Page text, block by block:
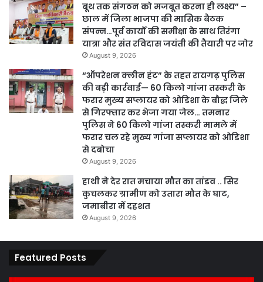
बूथ तक संगठन को मजबूत करना ही लक्ष्य” –
छाल में जिला भाजपा की मासिक बैठक
संपन्न…पूर्व कार्यों की समीक्षा के साथ तिरंगा
यात्रा और संत रविदास जयंती की तैयारी पर जोर
August 9, 2026
“ऑपरेशन क्लीन हंट” के तहत रायगढ़ पुलिस
की बड़ी कार्रवाई— 60 किलो गांजा तस्करी के
फरार मुख्य सप्लायर को ओडिशा के बौद्ध जिले
से गिरफ्तार कर भेजा गया जेल… तमनार
पुलिस ने 60 किलो गांजा तस्करी मामले में
फरार चल रहे मुख्य गांजा सप्लायर को ओडिशा
से दबोचा
August 9, 2026
हाथी ने देर रात मचाया मौत का तांडव .. सिर
कुचलकर ग्रामीण को उतारा मौत के घाट,
जमाबीरा में दहशत
August 9, 2026
Featured Posts